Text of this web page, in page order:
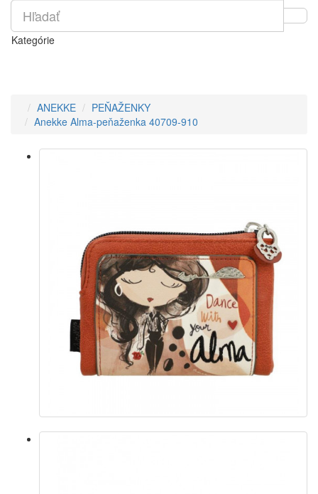
Kategórie
ANEKKE
PEŇAŽENKY
Anekke Alma-peňaženka 40709-910